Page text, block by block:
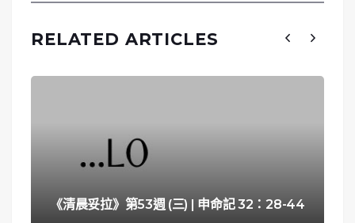
RELATED ARTICLES
《清晨妥拉》第53週 (三) | 申命記 32：28-44